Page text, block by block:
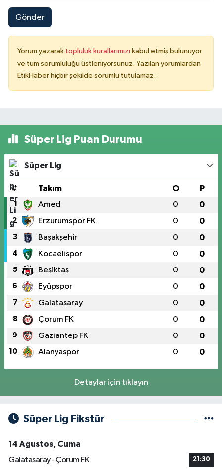
Gönder
Yorum yazarak topluluk kurallarımızı kabul etmiş bulunuyor
ve tüm sorumluluğu üstleniyorsunuz. Yazılan yorumlardan
EtikHaber hiçbir şekilde sorumlu tutulamaz.
Süper Lig Puan Durumu
Süper Lig
# Takım O P
1 Amed 0 0
2 Erzurumspor FK 0 0
3 Başakşehir 0 0
4 Kocaelispor 0 0
5 Beşiktaş 0 0
6 Eyüpspor 0 0
7 Galatasaray 0 0
8 Çorum FK 0 0
9 Gaziantep FK 0 0
10 Alanyaspor 0 0
Detaylar için tıklayın
Süper Lig Fikstür
14 Ağustos, Cuma
Galatasaray - Çorum FK
21:30